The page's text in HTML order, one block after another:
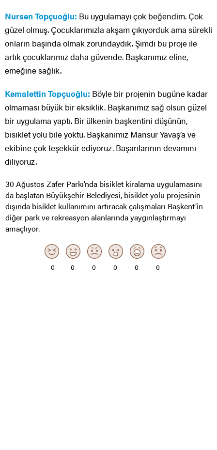
Nursen Topçuoğlu: Bu uygulamayı çok beğendim. Çok
güzel olmuş. Çocuklarımızla akşam çıkıyorduk ama sürekli
onların başında olmak zorundaydık. Şimdi bu proje ile
artık çocuklarımız daha güvende. Başkanımız eline,
emeğine sağlık.
Kemalettin Topçuoğlu: Böyle bir projenin bugüne kadar
olmaması büyük bir eksiklik. Başkanımız sağ olsun güzel
bir uygulama yaptı. Bir ülkenin başkentini düşünün,
bisiklet yolu bile yoktu. Başkanımız Mansur Yavaş’a ve
ekibine çok teşekkür ediyoruz. Başarılarının devamını
diliyoruz.
30 Ağustos Zafer Parkı’nda bisiklet kiralama uygulamasını
da başlatan Büyükşehir Belediyesi, bisiklet yolu projesinin
dışında bisiklet kullanımını artıracak çalışmaları Başkent’in
diğer park ve rekreasyon alanlarında yaygınlaştırmayı
amaçlıyor.
0 0 0 0 0 0